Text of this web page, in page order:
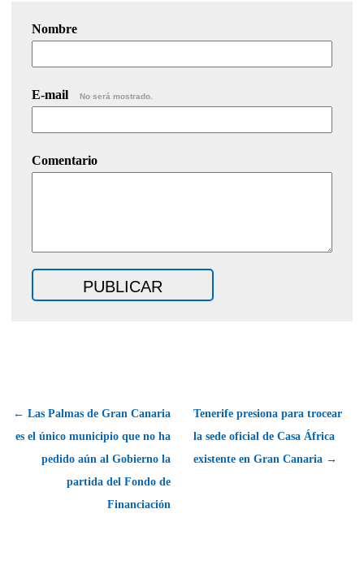
Nombre
E-mail No será mostrado.
Comentario
← Las Palmas de Gran Canaria
es el único municipio que no ha
pedido aún al Gobierno la
partida del Fondo de
Financiación
Tenerife presiona para trocear
la sede oficial de Casa África
existente en Gran Canaria →